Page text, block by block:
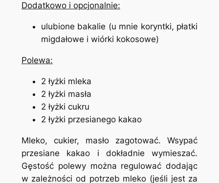
Dodatkowo i opcjonalnie:
ulubione bakalie (u mnie koryntki, płatki
migdałowe i wiórki kokosowe)
Polewa:
2 łyżki mleka
2 łyżki masła
2 łyżki cukru
2 łyżki przesianego kakao
Mleko, cukier, masło zagotować. Wsypać
przesiane kakao i dokładnie wymieszać.
Gęstość polewy można regulować dodając
w zależności od potrzeb mleko (jeśli jest za